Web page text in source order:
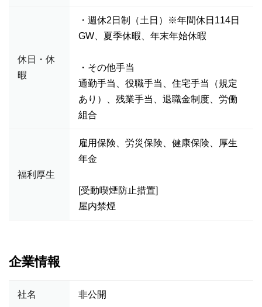
休日・休
暇
・週休2日制（土日）※年間休日114日
GW、夏季休暇、年末年始休暇
・その他手当
通勤手当、役職手当、住宅手当（規定
あり）、残業手当、退職金制度、労働
組合
福利厚生
雇用保険、労災保険、健康保険、厚生
年金
[受動喫煙防止措置]
屋内禁煙
企業情報
社名 非公開